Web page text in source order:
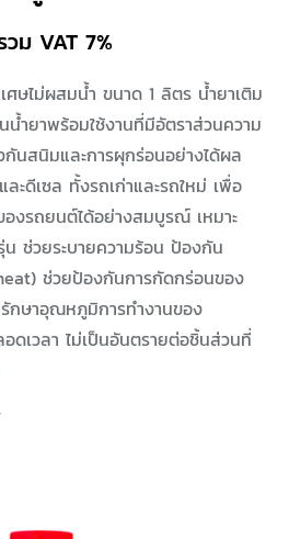
ม VAT 7%
ษไม่ผสมน้ำ ขนาด 1 ลิตร น้ำยาเติม
ำยาพร้อมใช้งานที่มีอัตราส่วนความ
นสนิมและการผุกร่อนอย่างได้ผล
ะดีเซล ทั้งรถเก่าและรถใหม่ เพื่อ
งรถยนต์ได้อย่างสมบูรณ์ เหมาะ
ช่วยระบายความร้อน ป้องกัน
ช่วยป้องกันการกัดกร่อนของ
กษาอุณหภูมิการทำงานของ
ดเวลา ไม่เป็นอันตรายต่อชิ้นส่วนที่